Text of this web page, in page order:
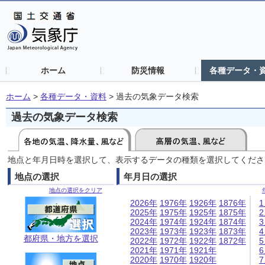
ホーム 防災情報 各種データ・
ホーム > 各種データ・資料 > 過去の気象データ検索
過去の気象データ検索
地点と年月日時を選択して、表示するデータの種類を選択してくだ
地点の選択
地点の選択をクリア
都府県・地方を選択
年月日の選択
2026年
2025年
2024年
2023年
2022年
2021年
2020年
1976年
1975年
1974年
1973年
1972年
1971年
1970年
1926年
1925年
1924年
1923年
1922年
1921年
1920年
1876年
1875年
1874年
1873年
1872年